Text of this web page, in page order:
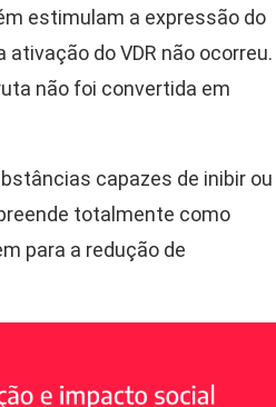
estimulam a expressão do
do VDR não ocorreu.
não foi convertida em
capazes de inibir ou
totalmente como
para a redução de